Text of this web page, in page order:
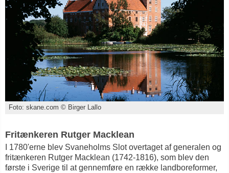
Foto: skane.com © Birger Lallo
Fritænkeren Rutger Macklean
I 1780'erne blev Svaneholms Slot overtaget af generalen og
fritænkeren Rutger Macklean (1742-1816), som blev den
første i Sverige til at gennemføre en række landboreformer,